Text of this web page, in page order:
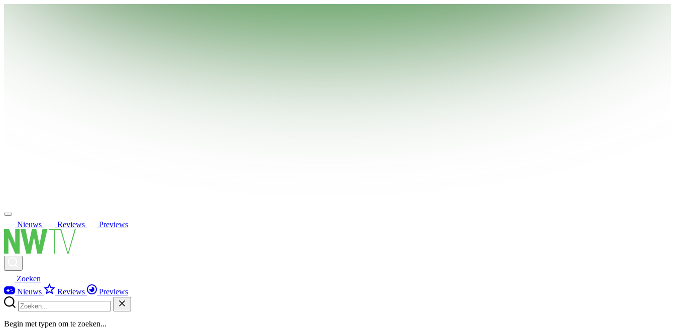
Nieuws Reviews Previews
Zoeken
Nieuws
Reviews Previews
Begin met typen om te zoeken...